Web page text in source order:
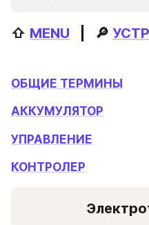
⇧ MENU
   |   🔎
ОБЩИЕ ТЕРМИНЫ
АККУМУЛЯТОР
УПРАВЛЕНИЕ
КОНТРОЛЕР